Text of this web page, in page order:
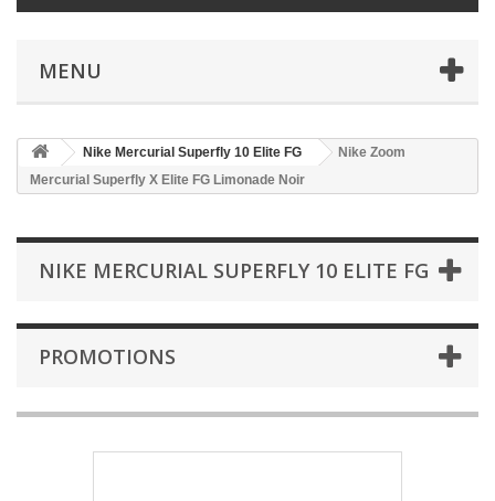
MENU
Nike Mercurial Superfly 10 Elite FG
Nike Zoom
Mercurial Superfly X Elite FG Limonade Noir
NIKE MERCURIAL SUPERFLY 10 ELITE FG
PROMOTIONS